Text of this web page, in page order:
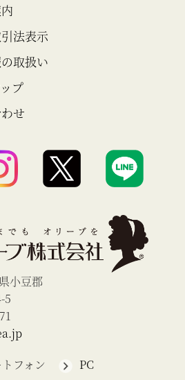
法表示
取扱い
プ
せ
小豆郡
5
フォン PC